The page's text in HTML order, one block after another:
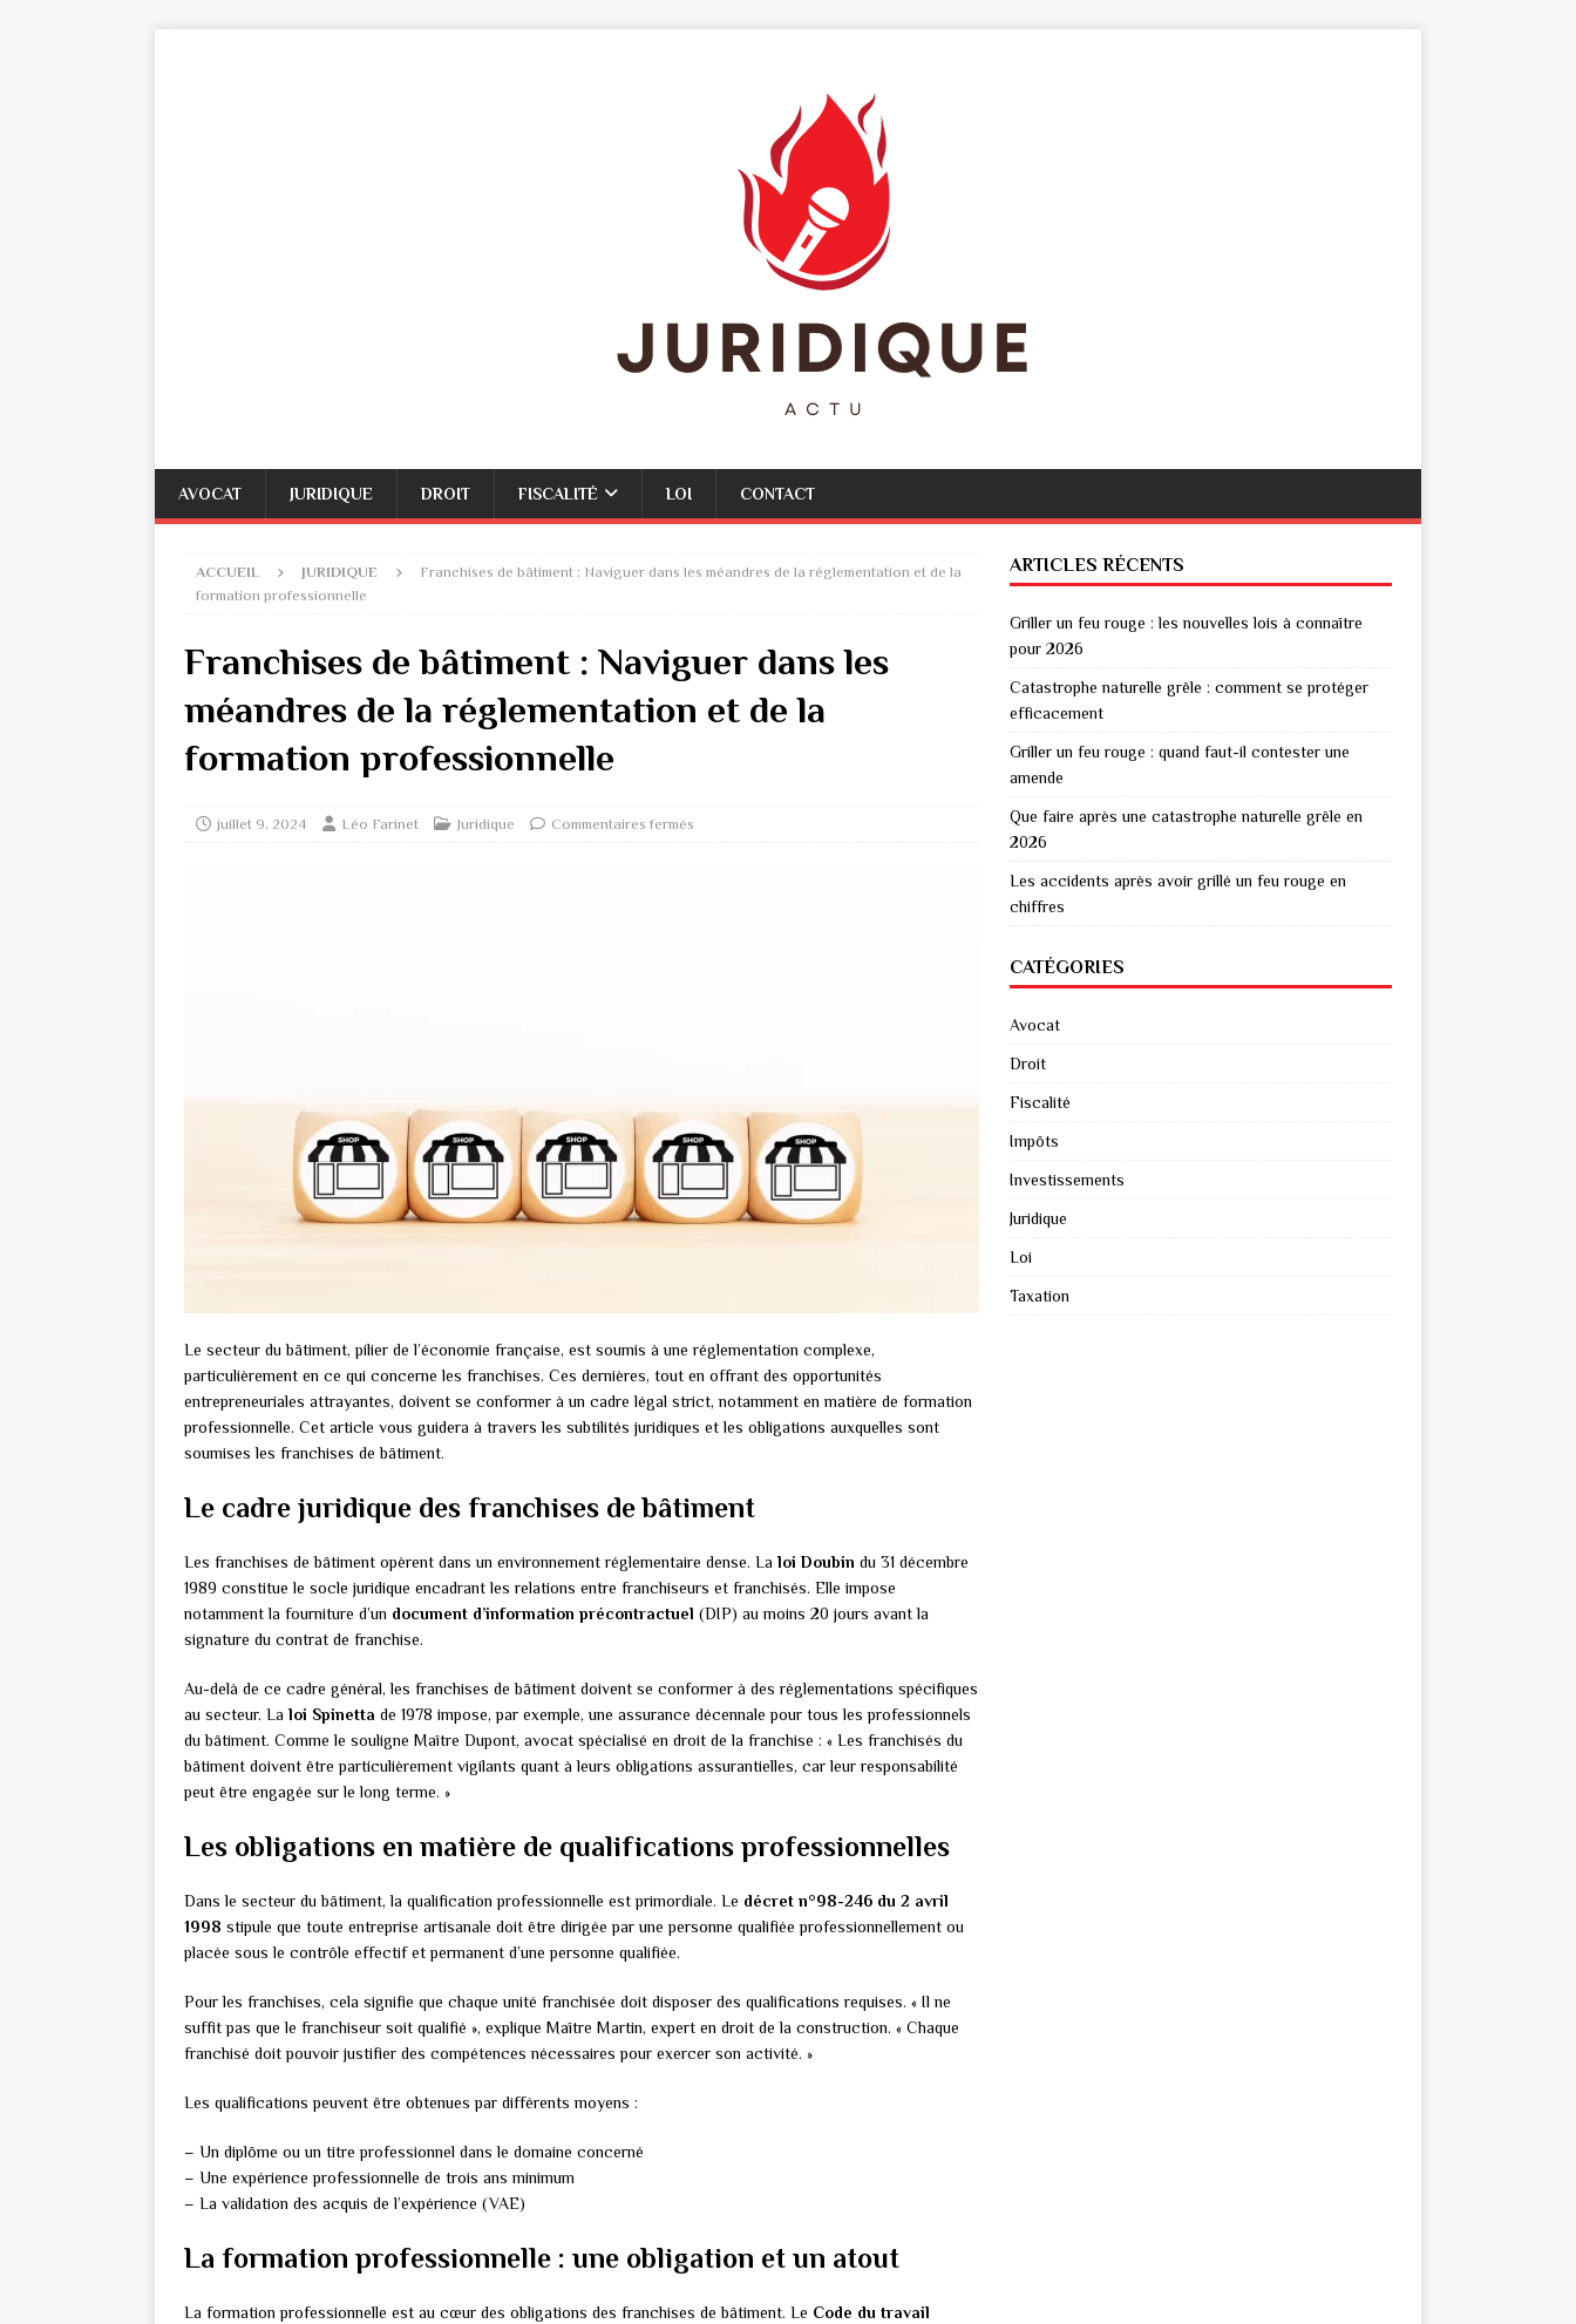
AVOCAT JURIDIQUE DROIT FISCALITÉ LOI CONTACT
ACCUEIL JURIDIQUE
Franchises de bâtiment : Naviguer dans les méandres de la réglementation et de la
formation professionnelle
Franchises de bâtiment : Naviguer dans les
méandres de la réglementation et de la
formation professionnelle
juillet 9, 2024 Léo Farinet Juridique Commentaires fermés
Le secteur du bâtiment, pilier de l’économie française, est soumis à une réglementation complexe,
particulièrement en ce qui concerne les franchises. Ces dernières, tout en offrant des opportunités
entrepreneuriales attrayantes, doivent se conformer à un cadre légal strict, notamment en matière de formation
professionnelle. Cet article vous guidera à travers les subtilités juridiques et les obligations auxquelles sont
soumises les franchises de bâtiment.
Le cadre juridique des franchises de bâtiment
Les franchises de bâtiment opèrent dans un environnement réglementaire dense. La loi Doubin du 31 décembre
1989 constitue le socle juridique encadrant les relations entre franchiseurs et franchisés. Elle impose
notamment la fourniture d’un document d’information précontractuel (DIP) au moins 20 jours avant la
signature du contrat de franchise.
Au-delà de ce cadre général, les franchises de bâtiment doivent se conformer à des réglementations spécifiques
au secteur. La loi Spinetta de 1978 impose, par exemple, une assurance décennale pour tous les professionnels
du bâtiment. Comme le souligne Maître Dupont, avocat spécialisé en droit de la franchise : « Les franchisés du
bâtiment doivent être particulièrement vigilants quant à leurs obligations assurantielles, car leur responsabilité
peut être engagée sur le long terme. »
Les obligations en matière de qualifications professionnelles
Dans le secteur du bâtiment, la qualification professionnelle est primordiale. Le décret n°98-246 du 2 avril
1998 stipule que toute entreprise artisanale doit être dirigée par une personne qualifiée professionnellement ou
placée sous le contrôle effectif et permanent d’une personne qualifiée.
Pour les franchises, cela signifie que chaque unité franchisée doit disposer des qualifications requises. « Il ne
suffit pas que le franchiseur soit qualifié », explique Maître Martin, expert en droit de la construction. « Chaque
franchisé doit pouvoir justifier des compétences nécessaires pour exercer son activité. »
Les qualifications peuvent être obtenues par différents moyens :
– Un diplôme ou un titre professionnel dans le domaine concerné
– Une expérience professionnelle de trois ans minimum
– La validation des acquis de l’expérience (VAE)
La formation professionnelle : une obligation et un atout
La formation professionnelle est au cœur des obligations des franchises de bâtiment. Le Code du travail
ARTICLES RÉCENTS
Griller un feu rouge : les nouvelles lois à connaître
pour 2026
Catastrophe naturelle grêle : comment se protéger
efficacement
Griller un feu rouge : quand faut-il contester une
amende
Que faire après une catastrophe naturelle grêle en
2026
Les accidents après avoir grillé un feu rouge en
chiffres
CATÉGORIES
Avocat
Droit
Fiscalité
Impôts
Investissements
Juridique
Loi
Taxation